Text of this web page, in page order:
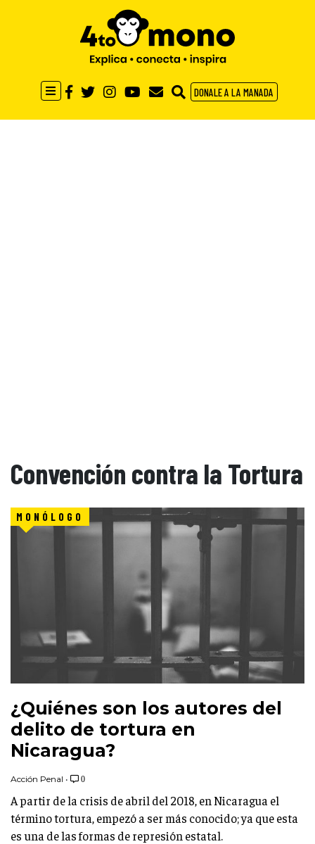
DONALE A LA MANADA
Convención contra la Tortura
MONÓLOGO
¿Quiénes son los autores del
delito de tortura en
Nicaragua?
Acción Penal • 0
A partir de la crisis de abril del 2018, en Nicaragua el
término tortura, empezó a ser más conocido; ya que esta
es una de las formas de represión estatal.